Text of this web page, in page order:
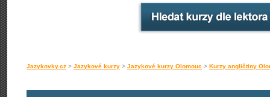
Jazykovky.cz > Jazykové kurzy > Jazykové kurzy Olomouc > Kurzy angličtiny